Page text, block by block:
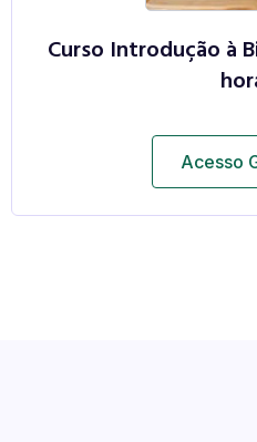
Curso Introdução à
Acesso